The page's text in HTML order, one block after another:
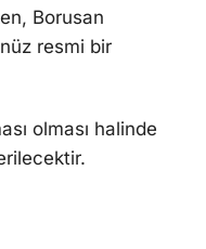
Borusan
resmi bir
olması halinde